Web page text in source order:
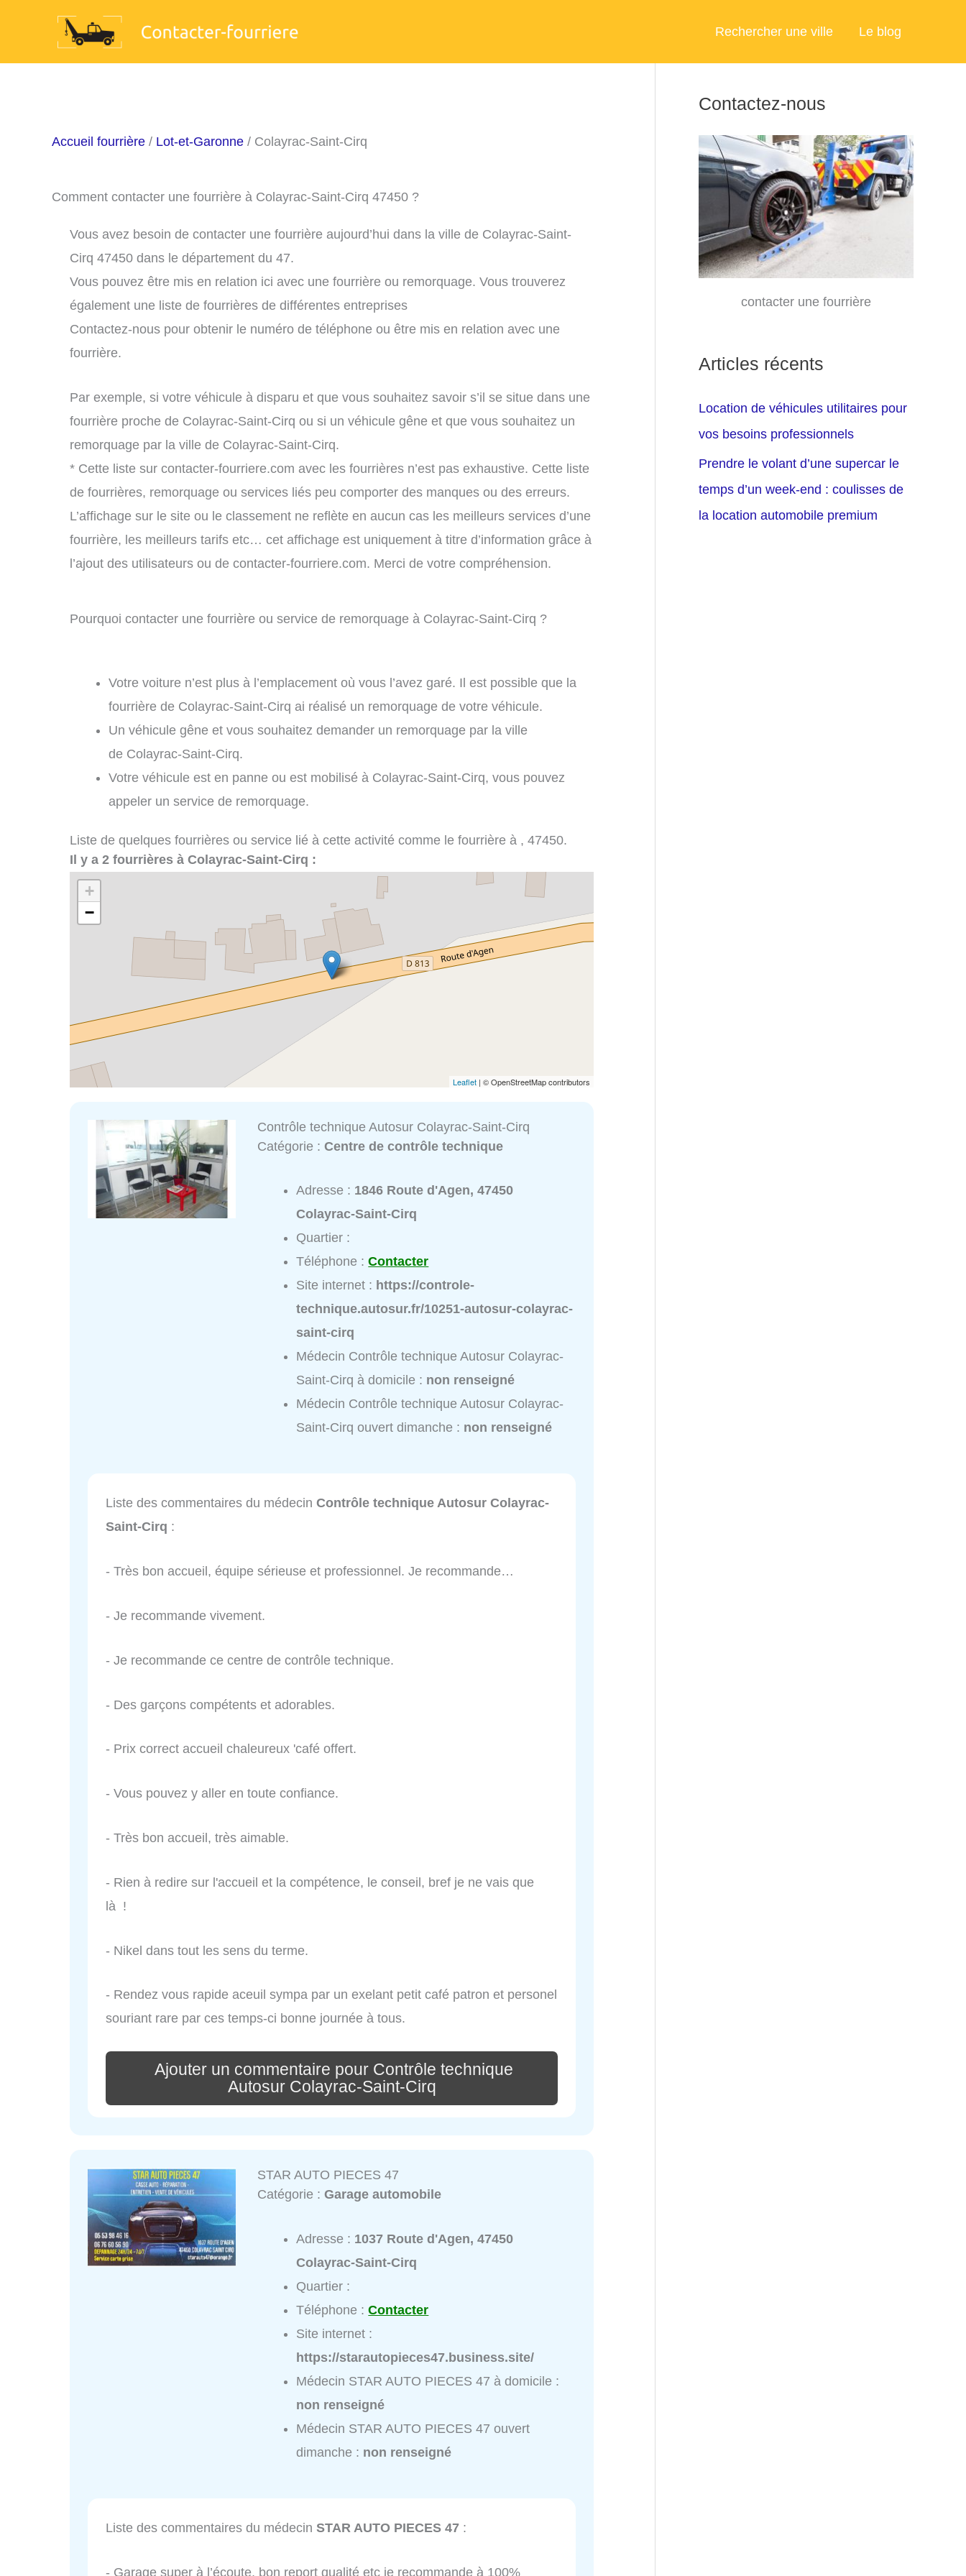
Rechercher une ville Le blog
Accueil fourrière / Lot-et-Garonne / Colayrac-Saint-Cirq
Comment contacter une fourrière à Colayrac-Saint-Cirq 47450 ?
Vous avez besoin de contacter une fourrière aujourd’hui dans la ville de Colayrac-Saint-
Cirq 47450 dans le département du 47.
Vous pouvez être mis en relation ici avec une fourrière ou remorquage. Vous trouverez
également une liste de fourrières de différentes entreprises
Contactez-nous pour obtenir le numéro de téléphone ou être mis en relation avec une
fourrière.
Par exemple, si votre véhicule à disparu et que vous souhaitez savoir s’il se situe dans une
fourrière proche de Colayrac-Saint-Cirq ou si un véhicule gêne et que vous souhaitez un
remorquage par la ville de Colayrac-Saint-Cirq.
* Cette liste sur contacter-fourriere.com avec les fourrières n’est pas exhaustive. Cette liste
de fourrières, remorquage ou services liés peu comporter des manques ou des erreurs.
L’affichage sur le site ou le classement ne reflète en aucun cas les meilleurs services d’une
fourrière, les meilleurs tarifs etc… cet affichage est uniquement à titre d’information grâce à
l’ajout des utilisateurs ou de contacter-fourriere.com. Merci de votre compréhension.
Pourquoi contacter une fourrière ou service de remorquage à Colayrac-Saint-Cirq ?
Votre voiture n’est plus à l’emplacement où vous l’avez garé. Il est possible que la
fourrière de Colayrac-Saint-Cirq ai réalisé un remorquage de votre véhicule.
Un véhicule gêne et vous souhaitez demander un remorquage par la ville
de Colayrac-Saint-Cirq.
Votre véhicule est en panne ou est mobilisé à Colayrac-Saint-Cirq, vous pouvez
appeler un service de remorquage.
Liste de quelques fourrières ou service lié à cette activité comme le fourrière à , 47450.
Il y a 2 fourrières à Colayrac-Saint-Cirq :
+
−
Leaflet | © OpenStreetMap contributors
Contrôle technique Autosur Colayrac-Saint-Cirq
Catégorie :Centre de contrôle technique
Adresse : 1846 Route d'Agen, 47450
Colayrac-Saint-Cirq
Quartier :
Téléphone :Contacter
Site internet : https://controle-
technique.autosur.fr/10251-autosur-colayrac-
saint-cirq
Médecin Contrôle technique Autosur Colayrac-
Saint-Cirq à domicile : non renseigné
Médecin Contrôle technique Autosur Colayrac-
Saint-Cirq ouvert dimanche : non renseigné
Liste des commentaires du médecin Contrôle technique Autosur Colayrac-
Saint-Cirq :
- Très bon accueil, équipe sérieuse et professionnel. Je recommande…
- Je recommande vivement.
- Je recommande ce centre de contrôle technique.
- Des garçons compétents et adorables.
- Prix correct accueil chaleureux 'café offert.
- Vous pouvez y aller en toute confiance.
- Très bon accueil, très aimable.
- Rien à redire sur l'accueil et la compétence, le conseil, bref je ne vais que
là !
- Nikel dans tout les sens du terme.
- Rendez vous rapide aceuil sympa par un exelant petit café patron et personel
souriant rare par ces temps-ci bonne journée à tous.
Ajouter un commentaire pour Contrôle technique
Autosur Colayrac-Saint-Cirq
STAR AUTO PIECES 47
Catégorie :Garage automobile
Adresse : 1037 Route d'Agen, 47450
Colayrac-Saint-Cirq
Quartier :
Téléphone :Contacter
Site internet :
https://starautopieces47.business.site/
Médecin STAR AUTO PIECES 47 à domicile :
non renseigné
Médecin STAR AUTO PIECES 47 ouvert
dimanche : non renseigné
Liste des commentaires du médecin STAR AUTO PIECES 47 :
- Garage super à l’écoute, bon report qualité etc je recommande à 100%
Contactez-nous
contacter une fourrière
Articles récents
Location de véhicules utilitaires pour
vos besoins professionnels
Prendre le volant d’une supercar le
temps d’un week-end : coulisses de
la location automobile premium